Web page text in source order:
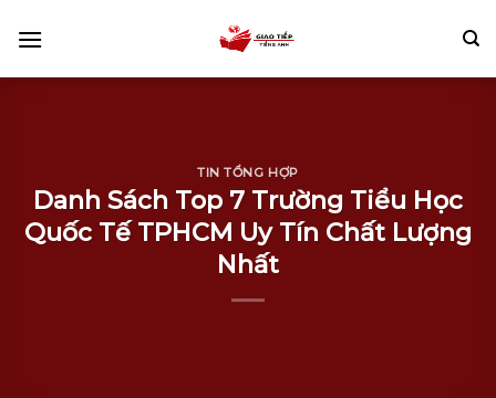
TIN TỔNG HỢP
Danh Sách Top 7 Trường Tiểu Học
Quốc Tế TPHCM Uy Tín Chất Lượng
Nhất